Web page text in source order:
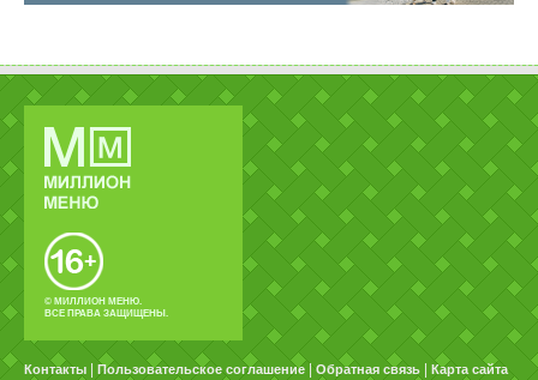
© МИЛЛИОН МЕНЮ.
ВСЕ ПРАВА ЗАЩИЩЕНЫ.
Контакты Пользовательское соглашение Обратная связь Карта сайта